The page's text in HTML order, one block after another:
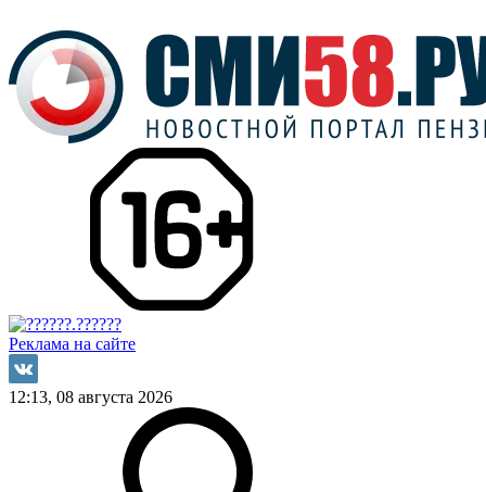
Реклама на сайте
12:13, 08 августа 2026